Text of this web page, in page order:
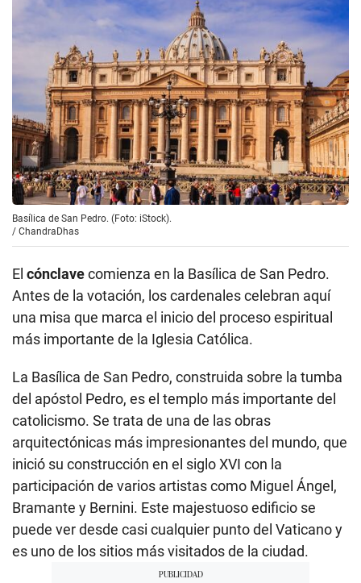
Basílica de San Pedro. (Foto: iStock).
/ ChandraDhas
El cónclavecomienza en la Basílica de San Pedro.
Antes de la votación, los cardenales celebran aquí
una misa que marca el inicio del proceso espiritual
más importante de la Iglesia Católica.
La Basílica de San Pedro, construida sobre la tumba
del apóstol Pedro, es el templo más importante del
catolicismo. Se trata de una de las obras
arquitectónicas más impresionantes del mundo, que
inició su construcción en el siglo XVI con la
participación de varios artistas como Miguel Ángel,
Bramante y Bernini. Este majestuoso edificio se
puede ver desde casi cualquier punto del Vaticano y
es uno de los sitios más visitados de la ciudad.